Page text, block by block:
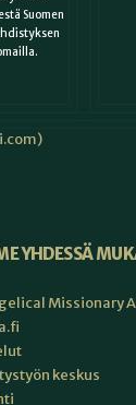
Suomen
YHDESSÄ
Missionary
keskus